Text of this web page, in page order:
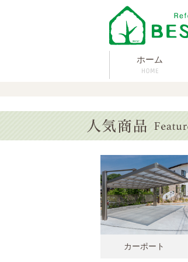
ホーム
カーポート